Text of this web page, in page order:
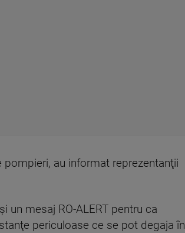
au informat reprezentanţii
un mesaj RO-ALERT pentru ca
periculoase ce se pot degaja în